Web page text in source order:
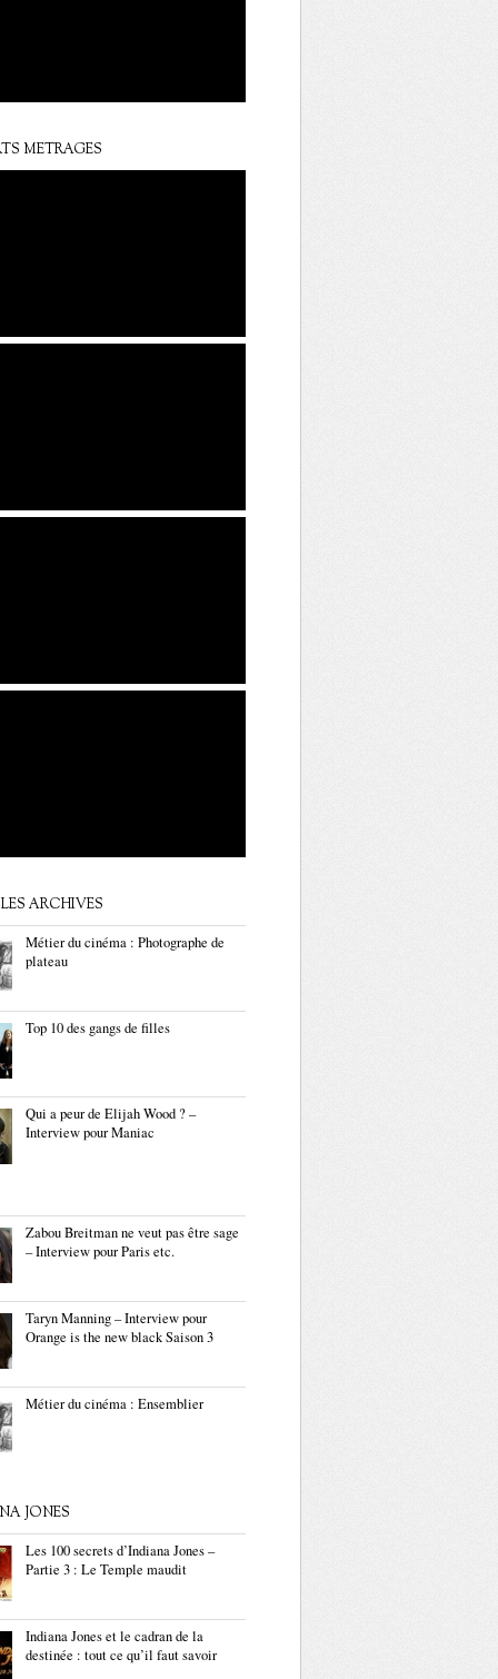
METRAGES
ARCHIVES
Métier du cinéma : Photographe de
plateau
Top 10 des gangs de filles
Qui a peur de Elijah Wood ? –
Interview pour Maniac
Zabou Breitman ne veut pas être sage
– Interview pour Paris etc.
Taryn Manning – Interview pour
Orange is the new black Saison 3
Métier du cinéma : Ensemblier
JONES
Les 100 secrets d’Indiana Jones –
Partie 3 : Le Temple maudit
Indiana Jones et le cadran de la
destinée : tout ce qu’il faut savoir